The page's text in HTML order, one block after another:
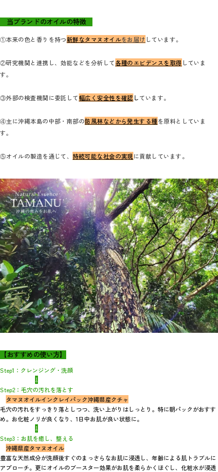
当ブランドのオイルの特徴
①本来の色と香りを持つ新鮮なタマヌオイルをお届け しています。
②研究機関と連携し、効能などを分析して各種のエビデンスを取得 していま
す。
③外部の検査機関に委託して幅広く安全性を確認 しています。
④主に沖縄本島の中部・南部の防風林などから発生する種を原料としていま
す。
⑤オイルの製造を通じて、持続可能な社会の実現に貢献しています。
【おすすめの使い方】
Step1：クレンジング・洗顔
⇩
Step2：毛穴の汚れを落とす
タマヌオイルインクレイパック沖縄県産クチャ
毛穴の汚れをすっきり落としつつ、洗い上がりはしっとり。特に朝パックがおすす
め。お化粧ノリが良くなり、1日中お肌が良い状態に。
⇩
Step3：お肌を癒し、整える
沖縄県産タマヌオイル
豊富な天然成分が洗顔後すぐのまっさらなお肌に浸透し、年齢による肌トラブルに
アプローチ。更にオイルのブースター効果がお肌を柔らかくほぐし、化粧水が浸透